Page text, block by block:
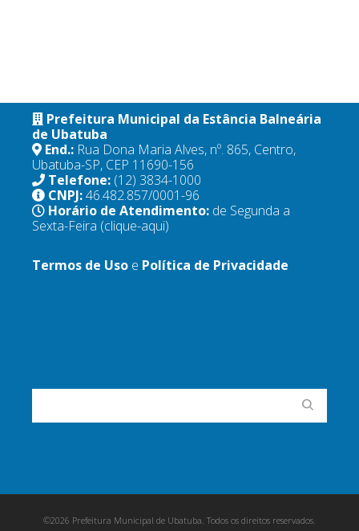
Prefeitura Municipal da Estância Balneária
de Ubatuba
End.: Rua Dona Maria Alves, nº. 865, Centro,
Ubatuba-SP, CEP 11690-156
Telefone: (12) 3834-1000
CNPJ:46.482.857/0001-96
Horário de Atendimento: de Segunda a
Sexta-Feira (clique-aqui)
Termos de Uso e Política de Privacidade
©2026 Prefeitura Municipal de Ubatuba. Todos os direitos reservados.